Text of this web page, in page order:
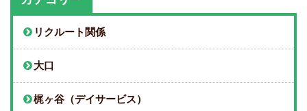
リクルート関係
大口
梶ヶ谷（デイサービス）